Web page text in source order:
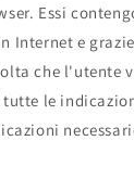
Essi
Internet e
che l'utente
le